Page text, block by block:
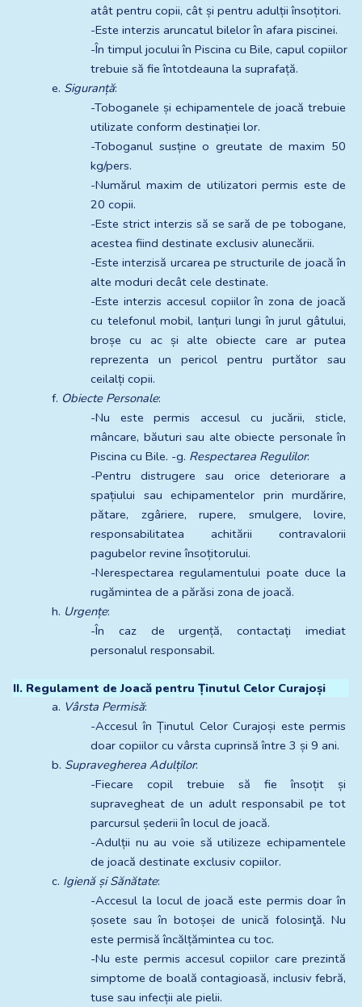
atât pentru copii, cât și pentru adulții însoțitori.
-Este interzis aruncatul bilelor în afara piscinei.
-În timpul jocului în Piscina cu Bile, capul copiilor
trebuie să fie întotdeauna la suprafață.
e. Siguranță:
-Toboganele și echipamentele de joacă trebuie
utilizate conform destinației lor.
-Toboganul susține o greutate de maxim 50
kg/pers.
-Numărul maxim de utilizatori permis este de
20 copii.
-Este strict interzis să se sară de pe tobogane,
acestea fiind destinate exclusiv alunecării.
-Este interzisă urcarea pe structurile de joacă în
alte moduri decât cele destinate.
-Este interzis accesul copiilor în zona de joacă
cu telefonul mobil, lanțuri lungi în jurul gâtului,
broșe cu ac și alte obiecte care ar putea
reprezenta un pericol pentru purtător sau
ceilalți copii.
f. Obiecte Personale:
-Nu este permis accesul cu jucării, sticle,
mâncare, băuturi sau alte obiecte personale în
Piscina cu Bile. -g. Respectarea Regulilor:
-Pentru distrugere sau orice deteriorare a
spațiului sau echipamentelor prin murdărire,
pătare, zgâriere, rupere, smulgere, lovire,
responsabilitatea achitării contravalorii
pagubelor revine însoțitorului.
-Nerespectarea regulamentului poate duce la
rugămintea de a părăsi zona de joacă.
h. Urgențe:
-În caz de urgență, contactați imediat
personalul responsabil.
II. Regulament de Joacă pentru Ținutul Celor Curajoși
a. Vârsta Permisă:
-Accesul în Ținutul Celor Curajoși este permis
doar copiilor cu vârsta cuprinsă între 3 și 9 ani.
b. Supravegherea Adulților:
-Fiecare copil trebuie să fie însoțit și
supravegheat de un adult responsabil pe tot
parcursul șederii în locul de joacă.
-Adulții nu au voie să utilizeze echipamentele
de joacă destinate exclusiv copiilor.
c. Igienă și Sănătate:
-Accesul la locul de joacă este permis doar în
șosete sau în botoșei de unică folosinţă. Nu
este permisă încălțămintea cu toc.
-Nu este permis accesul copiilor care prezintă
simptome de boală contagioasă, inclusiv febră,
tuse sau infecții ale pielii.